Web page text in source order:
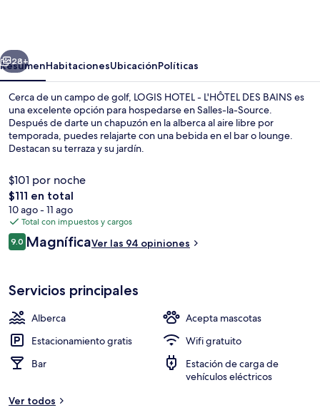
DES
BAINS
Siguiente
28+
ResumenHabitacionesUbicaciónPolíticas
Cerca de un campo de golf, LOGIS HOTEL - L'HÔTEL DES BAINS es
una excelente opción para hospedarse en Salles-la-Source.
Después de darte un chapuzón en la alberca al aire libre por
temporada, puedes relajarte con una bebida en el bar o lounge.
Destacan su terraza y su jardín.
$101 por noche
El
precio
total
es
de
$111 en total
10 ago - 11 ago
Total con impuestos y cargos
Opiniones
9.09.0 de 10,
MagníficaVer las 94 opiniones
Servicios principales
Alberca
Acepta mascotas
Estacionamiento gratis
Wifi gratuito
Bar
Estación de carga de
vehículos eléctricos
Ver todos